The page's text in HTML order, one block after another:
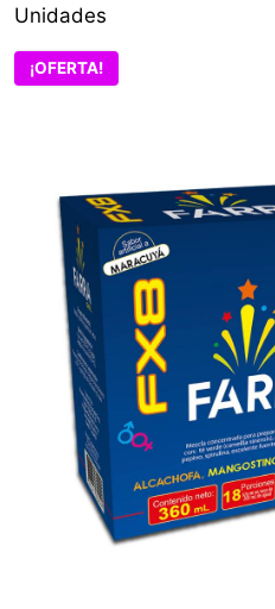
Unidades
¡OFERTA!